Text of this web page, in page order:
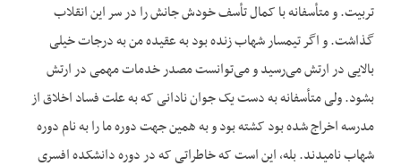
تربیت. و متأسفانه با کمال تأسف خودش جانش را در سر این انقلاب
گذاشت. و اگر تیمسار شهاب زنده بود به عقیده من به درجات خیلی
بالایی در ارتش می‌رسید و می‌توانست مصدر خدمات مهمی در ارتش
بشود. ولی متأسفانه به دست یک جوان نادانی که به علت فساد اخلاق از
مدرسه اخراج شده بود کشته بود و به همین جهت دوره ما را به نام دوره
شهاب نامیدند. بله، این است که خاطراتی که در دوره دانشکده افسری